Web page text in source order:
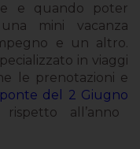
e quando poter
mini vacanza
e un altro.
in viaggi
le prenotazioni e
ponte del 2 Giugno
all’anno